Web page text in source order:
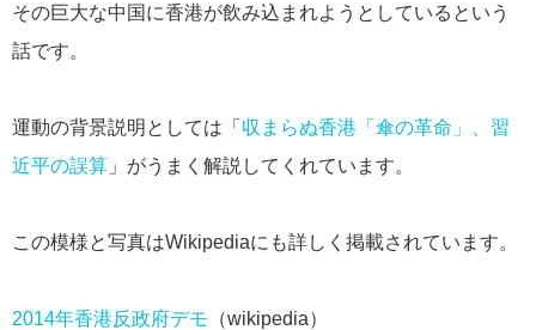
その巨大な中国に香港が飲み込まれようとしているという
話です。
運動の背景説明としては「 収まらぬ香港「傘の革命」、習
近平の誤算 」がうまく解説してくれています。
この模様と写真はWikipediaにも詳しく掲載されています。
2014年香港反政府デモ （wikipedia）